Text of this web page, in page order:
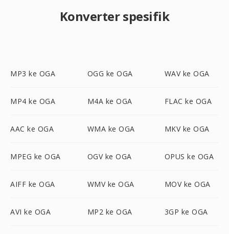
Konverter spesifik
MP3 ke OGA OGG ke OGA WAV ke OGA
MP4 ke OGA M4A ke OGA FLAC ke OGA
AAC ke OGA WMA ke OGA MKV ke OGA
MPEG ke OGA OGV ke OGA OPUS ke OGA
AIFF ke OGA WMV ke OGA MOV ke OGA
AVI ke OGA MP2 ke OGA 3GP ke OGA